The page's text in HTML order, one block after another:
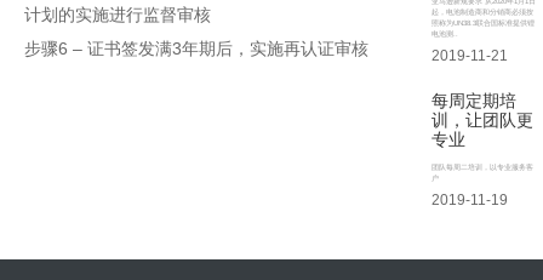
计划的实施进行监督审核
步骤6 – 证书签发满3年期后，实施再认证审核
起，电池制造商和分销商必须按
照称为UN38.3联合国标准提供锂
电池测..
2019-11-21
每周定期培
训，让团队更
专业
团队每周二培训，以专业服务客
户
2019-11-19